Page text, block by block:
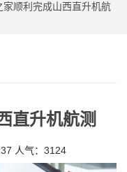
家顺利完成山西直升机航
直升机航测
人气：3124